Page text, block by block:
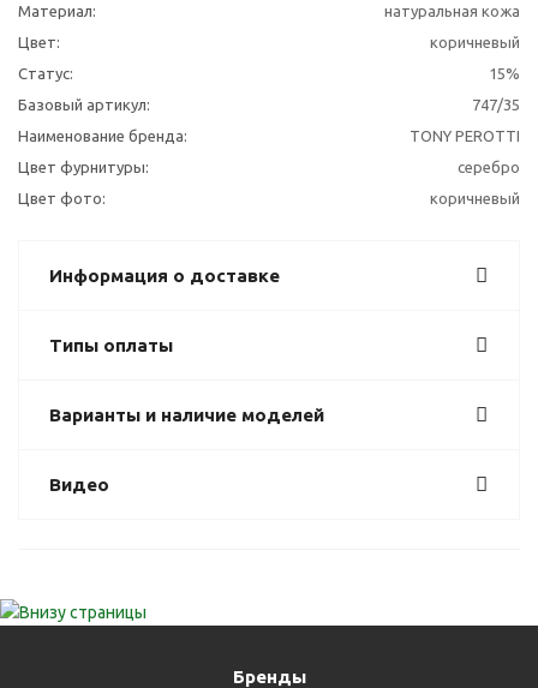
Материал:
натуральная кожа
Цвет:
коричневый
Статус:
15%
Базовый артикул:
747/35
Наименование бренда:
TONY PEROTTI
Цвет фурнитуры:
серебро
Цвет фото:
коричневый
Информация о доставке
Типы оплаты
Варианты и наличие моделей
Видео
Бренды